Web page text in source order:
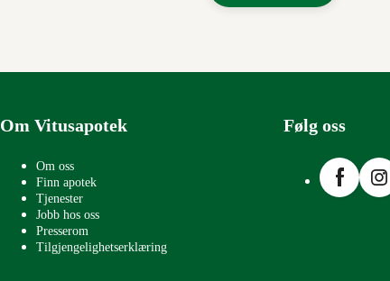
Om Vitusapotek
Om oss
Finn apotek
Tjenester
Jobb hos oss
Presserom
Tilgjengelighetserklæring
Følg oss